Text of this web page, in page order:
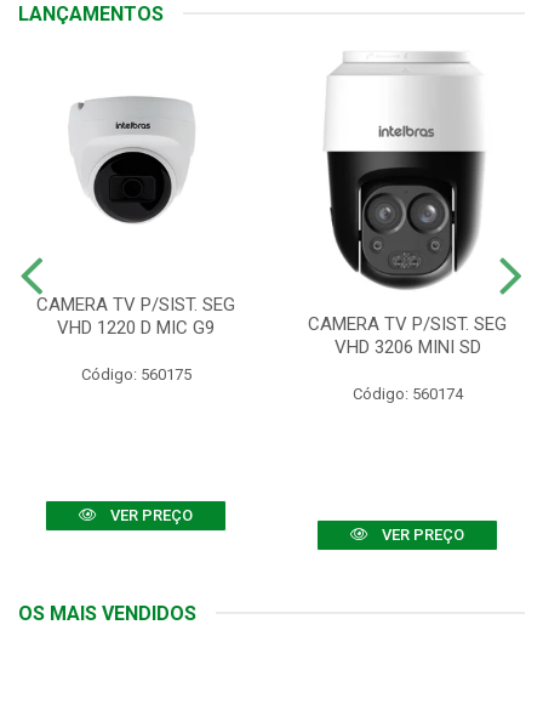
LANÇAMENTOS
CAMERA TV P/SIST. SEG
VHD 1220 D MIC G9
Código: 560175
VER PREÇO
CAMERA TV P/SIST. SEG
VHD 3206 MINI SD
Código: 560174
VER PREÇO
OS MAIS VENDIDOS